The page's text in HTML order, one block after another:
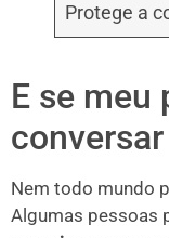
Protege a
E se meu
Nem todo mundo
Algumas pessoas